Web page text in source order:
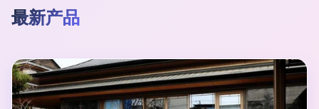
最新产品